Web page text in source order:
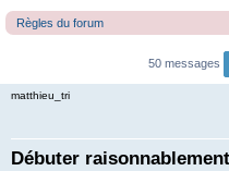
Règles du forum
50 messages
matthieu_tri
Débuter raisonnablement